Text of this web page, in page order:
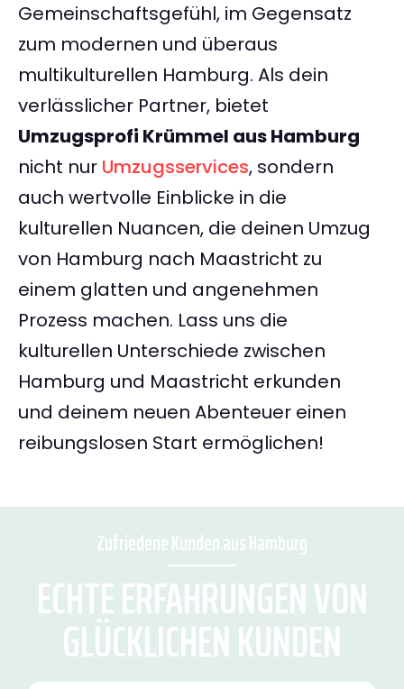
Gemeinschaftsgefühl, im Gegensatz
zum modernen und überaus
multikulturellen Hamburg. Als dein
verlässlicher Partner, bietet
Umzugsprofi Krümmel aus Hamburg
nicht nur Umzugsservices, sondern
auch wertvolle Einblicke in die
kulturellen Nuancen, die deinen Umzug
von Hamburg nach Maastricht zu
einem glatten und angenehmen
Prozess machen. Lass uns die
kulturellen Unterschiede zwischen
Hamburg und Maastricht erkunden
und deinem neuen Abenteuer einen
reibungslosen Start ermöglichen!
Zufriedene Kunden aus Hamburg
ECHTE ERFAHRUNGEN VON
GLÜCKLICHEN KUNDEN